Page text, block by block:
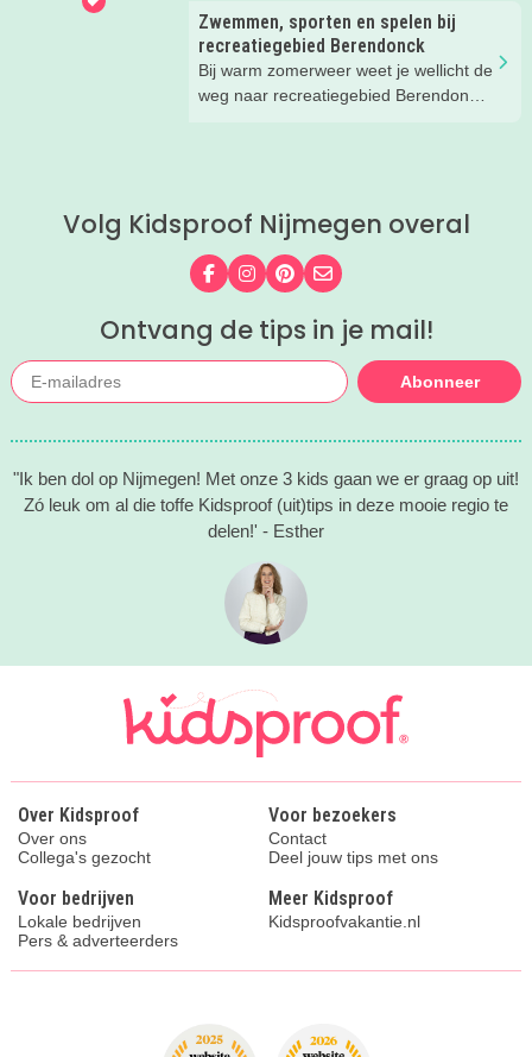
je de leukste tips voor op én in het
Zwemmen, sporten en spelen bij
recreatiegebied Berendonck
Bij warm zomerweer weet je wellicht de
weg naar recreatiegebied Berendonck
delen onze favoriete tips met je!
Volg Kidsproof Nijmegen overal
Volg ons op Facebook
Volg ons op Instagram
Volg ons op Pinterest
Mail ons
Ontvang de tips in je mail!
Abonneer
"Ik ben dol op Nijmegen! Met onze 3 kids gaan we er graag op uit!
Zó leuk om al die toffe Kidsproof (uit)tips in deze mooie regio te
delen!' - Esther
Over Kidsproof
Over ons
Collega's gezocht
Voor bezoekers
Contact
Deel jouw tips met ons
Voor bedrijven
Lokale bedrijven
Pers & adverteerders
Meer Kidsproof
Kidsproofvakantie.nl